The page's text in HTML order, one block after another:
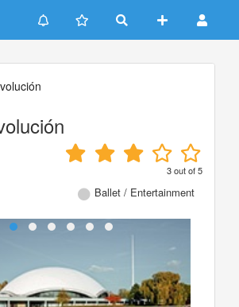
3out of5
Ballet / Entertainment